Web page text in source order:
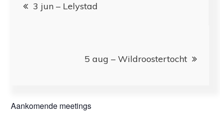
navigatie
3 jun – Lelystad
5 aug – Wildroostertocht
Aankomende meetings